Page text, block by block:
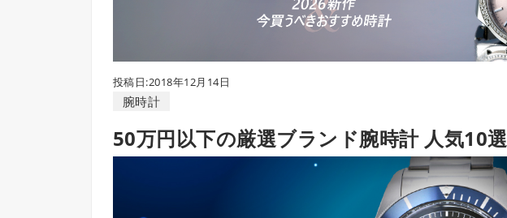
投稿日:2018年12月14日
腕時計
50万円以下の厳選ブランド腕時計 人気10選